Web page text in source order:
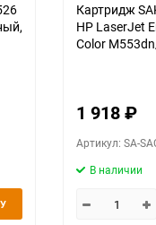
Картридж
HP LaserJet
Color
1 918₽
Артикул: SA-
В наличии